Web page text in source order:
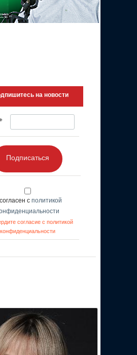
на новости
*
Подписаться
с политикой
согласие с политикой
конфиденциальности